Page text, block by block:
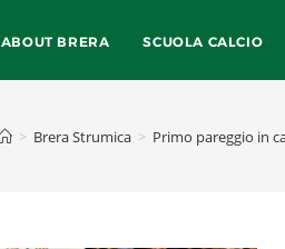
ABOUT BRERA SCUOLA CALCIO
> Brera Strumica > Primo pareggio in